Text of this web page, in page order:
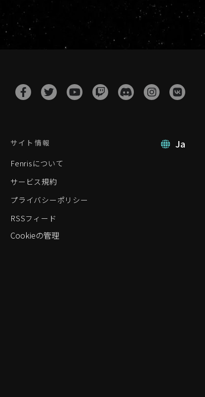
Ja
サイト情報
Fenrisについて
サービス規約
プライバシーポリシー
RSSフィード
Cookieの管理